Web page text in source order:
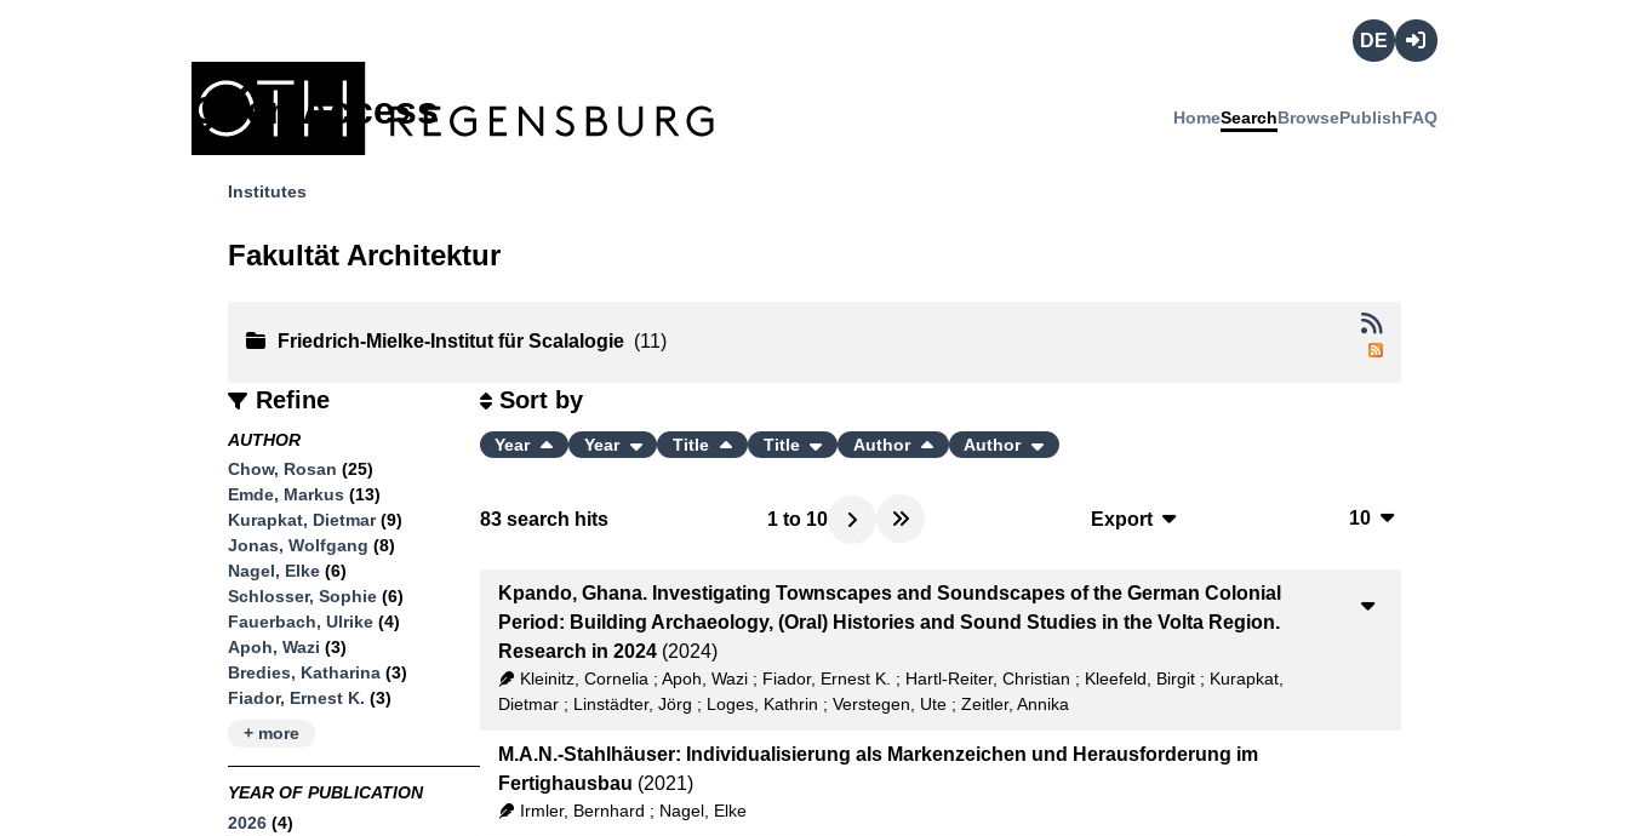
Open Access HomeSearchBrowsePublishFAQ
Institutes
Fakultät Architektur
Friedrich-Mielke-Institut für Scalalogie (11)
Refine
AUTHOR
Chow, Rosan (25)
Emde, Markus (13)
Kurapkat, Dietmar(9)
Jonas, Wolfgang (8)
Nagel, Elke (6)
Schlosser, Sophie (6)
Fauerbach, Ulrike (4)
Apoh, Wazi (3)
Bredies, Katharina (3)
Fiador, Ernest K. (3)
+ more
YEAR OF PUBLICATION
2026 (4)
83search hits 1to 10
Export
CSV
10
20
Sort by
Year Year Title Title Author Author
Kpando, Ghana. Investigating Townscapes and Soundscapes of the German Colonial
Period: Building Archaeology, (Oral) Histories and Sound Studies in the Volta Region.
Research in 2024(2024)
Kleinitz, Cornelia ;Apoh, Wazi ; Fiador, Ernest K. ; Hartl-Reiter, Christian ; Kleefeld, Birgit ; Kurapkat,
Dietmar; Linstädter, Jörg ; Loges, Kathrin ; Verstegen, Ute; Zeitler, Annika
M.A.N.-Stahlhäuser: Individualisierung als Markenzeichen und Herausforderung im
Fertighausbau (2021)
Irmler, Bernhard ; Nagel, Elke